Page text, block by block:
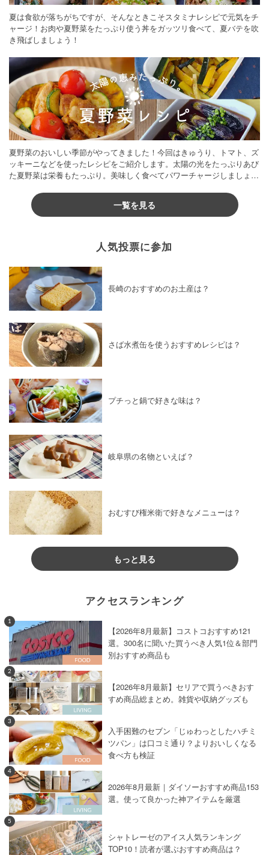
夏は食欲が落ちがちですが、そんなときこそスタミナレシピで元気をチ
ャージ！お肉や夏野菜をたっぷり使う丼をガッツリ食べて、夏バテを吹
き飛ばしましょう！
夏野菜のおいしい季節がやってきました！今回はきゅうり、トマト、ズ
ッキーニなどを使ったレシピをご紹介します。太陽の光をたっぷりあび
た夏野菜は栄養もたっぷり。美味しく食べてパワーチャージしましょう
一覧を見る
人気投票に参加
長崎のおすすめのお土産は？
さば水煮缶を使うおすすめレシピは？
プチっと鍋で好きな味は？
岐阜県の名物といえば？
おむすび権米衛で好きなメニューは？
もっと見る
アクセスランキング
1
【2026年8月最新】コストコおすすめ121
選。300名に聞いた買うべき人気1位＆部門
別おすすめ商品も
2
【2026年8月最新】セリアで買うべきおす
すめ商品総まとめ。雑貨や収納グッズも
3
入手困難のセブン「じゅわっとしたハチミ
ツパン」は口コミ通り？よりおいしくなる
食べ方も検証
4
2026年8月最新｜ダイソーおすすめ商品153
選。使って良かった神アイテムを厳選
5
シャトレーゼのアイス人気ランキング
TOP10！読者が選ぶおすすめ商品は？